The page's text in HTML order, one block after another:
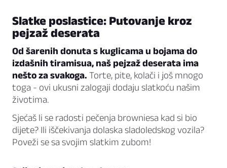
Slatke poslastice: Putovanje kroz
pejzaž deserata
Od šarenih donuta s kuglicama u bojama do
izdašnih tiramisua, naš pejzaž deserata ima
nešto za svakoga. Torte, pite, kolači i još mnogo
toga - ovi ukusni zalogaji dodaju slatkoću našim
životima.
Sjećaš li se radosti pečenja browniesa kad si bio
dijete? Ili iščekivanja dolaska sladoledskog vozila?
Poveži se sa svojim slatkim zubom!